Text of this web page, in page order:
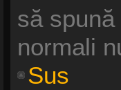
să
normali
Sus